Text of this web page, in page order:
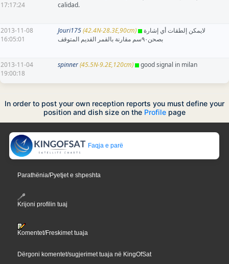
17:17:24
calidad.
2013-11-08
16:05:01
Jouri175(42.4N-28.3E,90cm)
بصحن٩٠سم مقارنة بالقمر القديم المتوقف
2013-11-04
19:00:18
spinner(45.5N-9.2E,120cm) good signal in milan
In order to post your own reception reports you must define your
position and dish size on the Profile page
Faqja e parë
Parathënia/Pyetjet e shpeshta
Krijoni profilin tuaj
Komentet/Freskimet tuaja
Dërgoni komentet/sugjerimet tuaja në KingOfSat